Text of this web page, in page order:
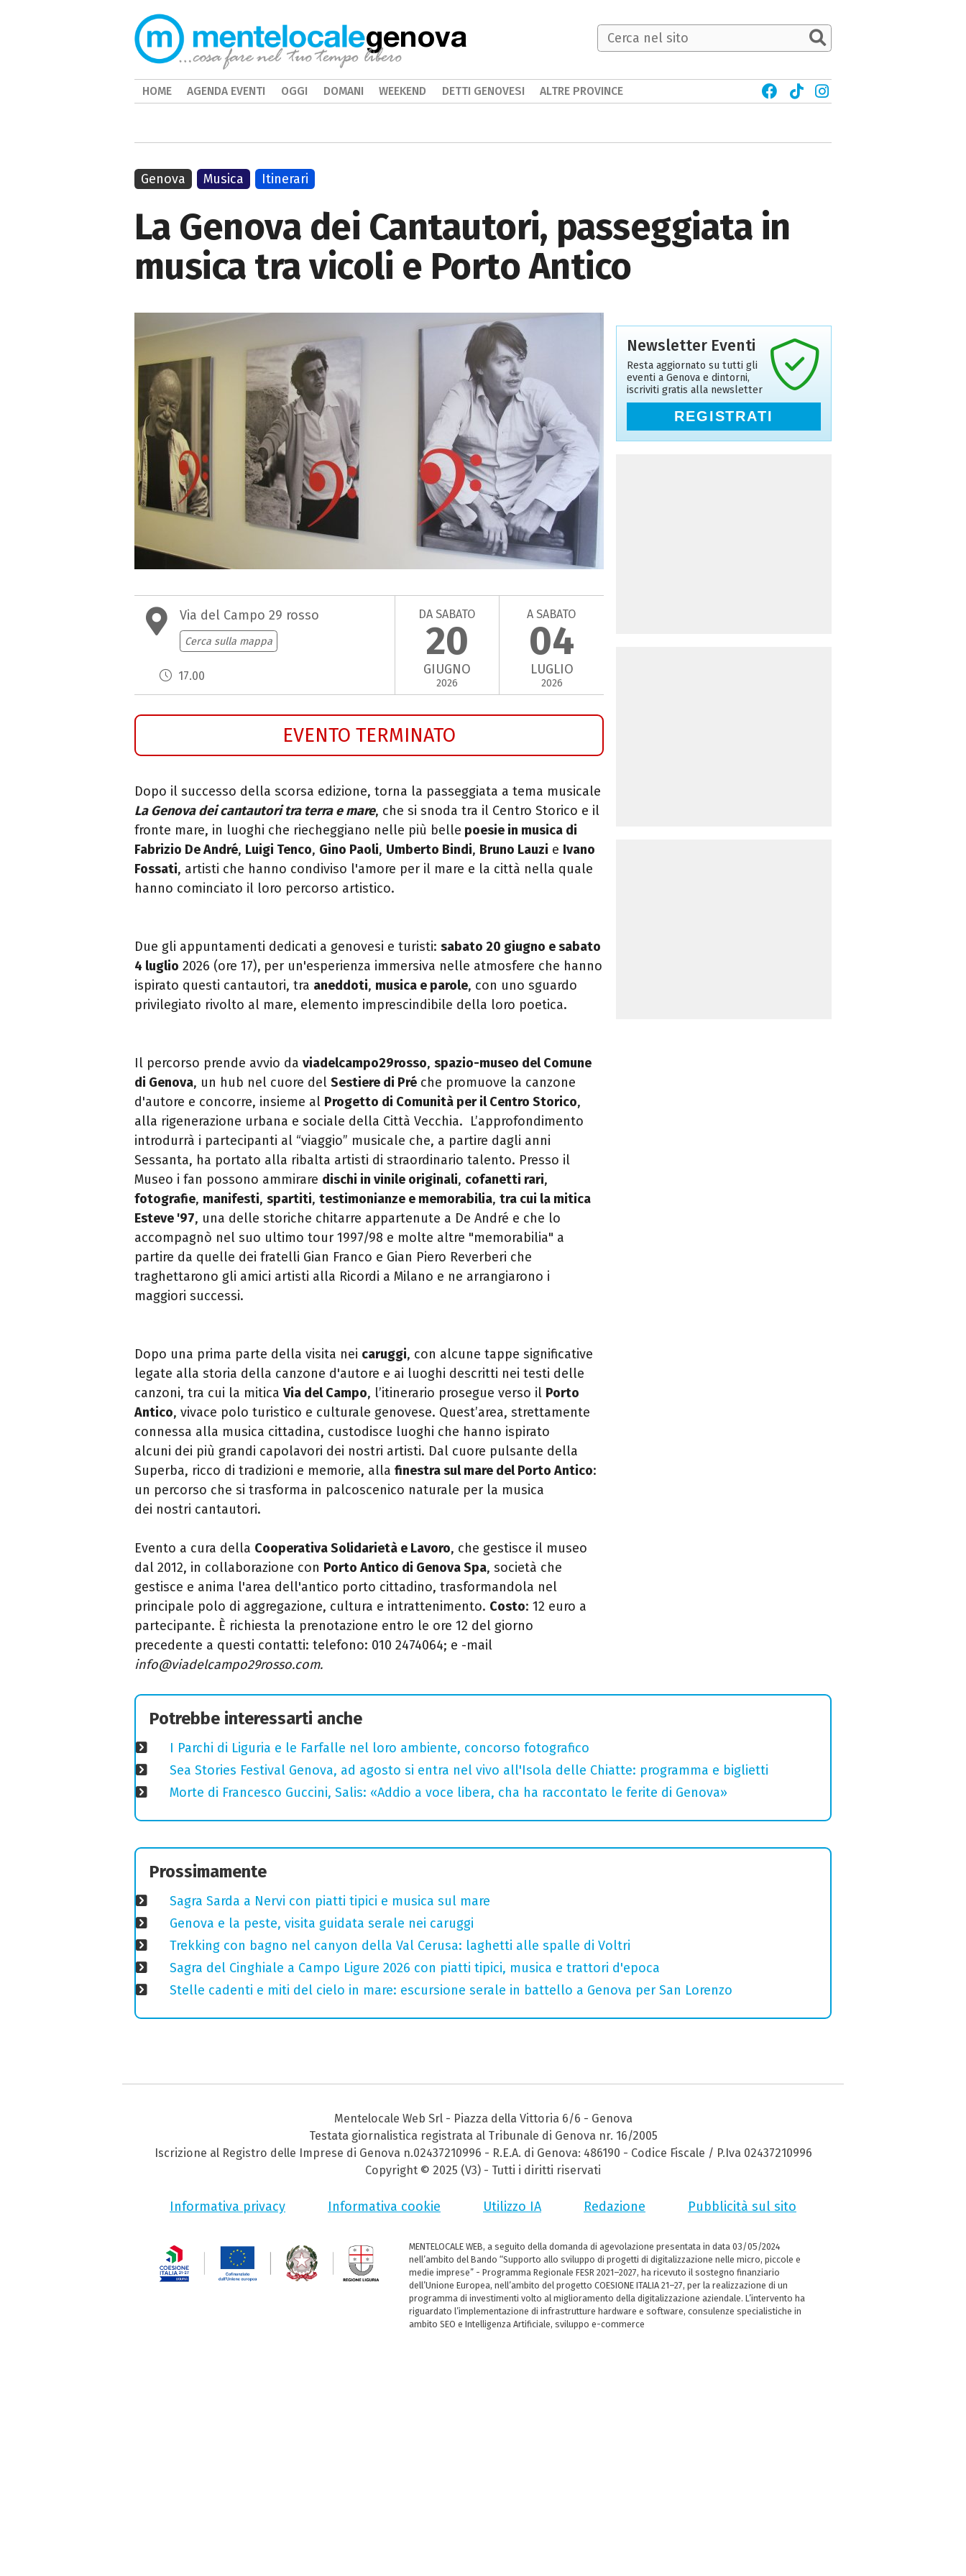
La Genova dei Cantautori, passeggiata in
musica tra vicoli e Porto Antico
Via del Campo 29 rosso
Cerca sulla mappa
17.00
DA SABATO
20
GIUGNO
2026
A SABATO
04
LUGLIO
2026
EVENTO TERMINATO
Dopo il successo della scorsa edizione, torna la passeggiata a tema musicale
LaGenova dei cantautoritra terra e mare, che si snoda tra il Centro Storico e il
fronte mare, in luoghi che riecheggiano nelle più belle poesie in musica di
Fabrizio De André, Luigi Tenco, Gino Paoli, Umberto Bindi, Bruno Lauzi e Ivano
Fossati, artisti che hanno condiviso l'amore per il mare e la città nella quale
hanno cominciato il loro percorso artistico.
Due gli appuntamenti dedicati a genovesi e turisti: sabato 20 giugno e sabato
4 luglio 2026 (ore 17), per un'esperienza immersiva nelle atmosfere che hanno
ispirato questi cantautori, tra aneddoti, musica e parole, con uno sguardo
privilegiato rivolto al mare, elemento imprescindibile della loro poetica.
Il percorso prende avvio da viadelcampo29rosso, spazio-museo del Comune
di Genova, un hub nel cuore del Sestiere di Pré che promuove la canzone
d'autore e concorre, insieme al Progetto di Comunità per il Centro Storico,
alla rigenerazione urbana e sociale della Città Vecchia. L’approfondimento
introdurrà i partecipanti al “viaggio” musicale che, a partire dagli anni
Sessanta, ha portato alla ribalta artisti di straordinario talento. Presso il
Museo i fan possono ammirare dischi in vinile originali, cofanetti rari,
fotografie, manifesti, spartiti, testimonianze e memorabilia, tra cui la mitica
Esteve '97, una delle storiche chitarre appartenute a De André e che lo
accompagnò nel suo ultimo tour 1997/98 e molte altre "memorabilia" a
partire da quelle dei fratelli Gian Franco e Gian Piero Reverberi che
traghettarono gli amici artisti alla Ricordi a Milano e ne arrangiarono i
maggiori successi.
Dopo una prima parte della visita nei caruggi, con alcune tappe significative
legate alla storia della canzone d'autore e ai luoghi descritti nei testi delle
canzoni, tra cui la mitica Via del Campo, l’itinerario prosegue verso il Porto
Antico, vivace polo turistico e culturale genovese. Quest’area, strettamente
connessa alla musica cittadina, custodisce luoghi che hanno ispirato
alcuni dei più grandi capolavori dei nostri artisti. Dal cuore pulsante della
Superba, ricco di tradizioni e memorie, alla finestra sul mare del Porto Antico:
un percorso che si trasforma in palcoscenico naturale per la musica
dei nostri cantautori.
Evento a cura della Cooperativa Solidarietà e Lavoro, che gestisce il museo
dal 2012, in collaborazione con Porto Antico di GenovaSpa, società che
gestisce e anima l'area dell'antico porto cittadino, trasformandola nel
principale polo di aggregazione, cultura e intrattenimento. Costo: 12 euro a
partecipante. È richiesta la prenotazione entro le ore 12 del giorno
precedente a questi contatti: telefono: 010 2474064; e -mail
info@viadelcampo29rosso.com.
Genova Musica Itinerari
Newsletter Eventi
Resta aggiornato su tutti gli
eventi a Genova e dintorni,
iscriviti gratis alla newsletter
REGISTRATI
Potrebbe interessarti anche
I Parchi di Liguria e le Farfalle nel loro ambiente, concorso fotografico
Sea Stories Festival Genova, ad agosto si entra nel vivo all'Isola delle Chiatte: programma e biglietti
Morte di Francesco Guccini, Salis: «Addio a voce libera, cha ha raccontato le ferite di Genova»
Prossimamente
Sagra Sarda a Nervi con piatti tipici e musica sul mare
Genova e la peste, visita guidata serale nei caruggi
Trekking con bagno nel canyon della Val Cerusa: laghetti alle spalle di Voltri
Sagra del Cinghiale a Campo Ligure 2026 con piatti tipici, musica e trattori d'epoca
Stelle cadenti e miti del cielo in mare: escursione serale in battello a Genova per San Lorenzo
genova
HOME AGENDA EVENTI OGGI DOMANI WEEKEND DETTI GENOVESI ALTRE PROVINCE
Mentelocale Web Srl - Piazza della Vittoria 6/6 - Genova
Testata giornalistica registrata al Tribunale di Genova nr. 16/2005
Iscrizione al Registro delle Imprese di Genova n.02437210996 - R.E.A. di Genova: 486190 - Codice Fiscale / P.Iva 02437210996
Copyright © 2025 (V3) - Tutti i diritti riservati
Informativa privacy Informativa cookie Utilizzo IA Redazione Pubblicità sul sito
MENTELOCALE WEB, a seguito della domanda di agevolazione presentata in data 03/05/2024
nell’ambito del Bando “Supporto allo sviluppo di progetti di digitalizzazione nelle micro, piccole e
medie imprese” - Programma Regionale FESR 2021–2027, ha ricevuto il sostegno finanziario
dell’Unione Europea, nell’ambito del progetto COESIONE ITALIA 21–27, per la realizzazione di un
programma di investimenti volto al miglioramento della digitalizzazione aziendale. L’intervento ha
riguardato l’implementazione di infrastrutture hardware e software, consulenze specialistiche in
ambito SEO e Intelligenza Artificiale, sviluppo e-commerce